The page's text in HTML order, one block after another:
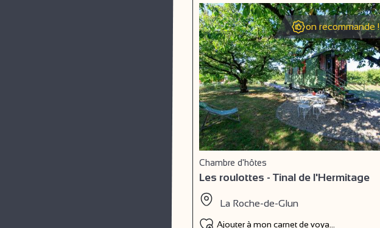
on recommande !
Chambre d'hôtes
Les roulottes - Tinal de l'Hermitage
La Roche-de-Glun
Ajouter à mon carnet de voyage